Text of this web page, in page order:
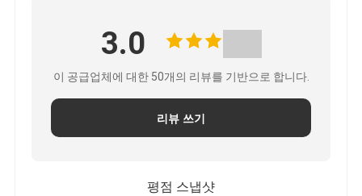
3.0
이 공급업체에 대한 50개의 리뷰를 기반으로 합니다.
리뷰 쓰기
평점 스냅샷